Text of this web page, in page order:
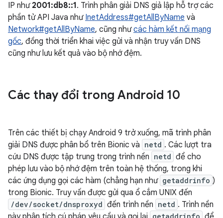
IP như2001:db8::1. Trình phân giải DNS giả lập hỗ trợ các
phần tử API Java như InetAddress#getAllByName và
Network#getAllByName, cũng nhưcác hàm kết nối mạng
gốc, đồng thời triển khai việc gửi và nhận truy vấn DNS
cũng như lưu kết quả vào bộ nhớ đệm.
Các thay đổi trong Android 10
Trên các thiết bị chạy Android 9 trở xuống, mã trình phân
giải DNS được phân bổ trên Bionic và netd . Các lượt tra
cứu DNS được tập trung trong trình nền netd để cho
phép lưu vào bộ nhớ đệm trên toàn hệ thống, trong khi
các ứng dụng gọi các hàm (chẳng hạn như getaddrinfo )
trong Bionic. Truy vấn được gửi qua ổ cắm UNIX đến
/dev/socket/dnsproxyd đến trình nền netd . Trình nền